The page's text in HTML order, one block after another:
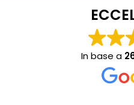
In base a